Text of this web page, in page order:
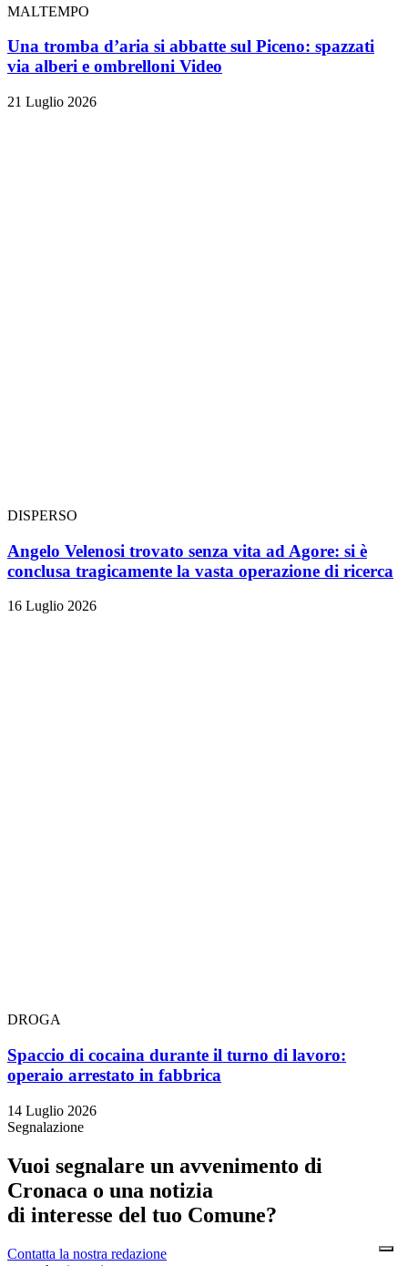
MALTEMPO
Una tromba d’aria si abbatte sul Piceno: spazzati
via alberi e ombrelloni Video
21 Luglio 2026
DISPERSO
Angelo Velenosi trovato senza vita ad Agore: si è
conclusa tragicamente la vasta operazione di ricerca
16 Luglio 2026
DROGA
Spaccio di cocaina durante il turno di lavoro:
operaio arrestato in fabbrica
14 Luglio 2026
Segnalazione
Vuoi segnalare un avvenimento di
Cronaca o una notizia
di interesse del tuo Comune?
Contatta la nostra redazione